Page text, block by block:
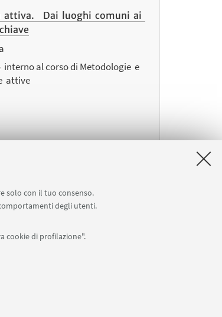
solo con il tuo consenso.
degli utenti.
cookie di profilazione".
attiva. Dai luoghi comuni ai
interno al corso di Metodologie e
attive